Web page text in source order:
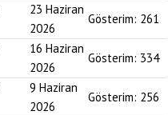
23 Haziran
2026
Gösterim: 261
16 Haziran
2026
Gösterim: 334
9 Haziran
2026
Gösterim: 256